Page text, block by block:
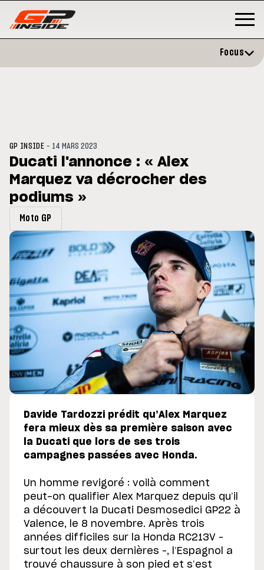
: Horaires et
du GP de Grande-
MOTO GP
Focus
GP INSIDE - 14 MARS 2023
Ducati l'annonce : « Alex
Marquez va décrocher des
podiums »
Moto GP
Davide Tardozzi prédit qu’Alex Marquez
fera mieux dès sa première saison avec
la Ducati que lors de ses trois
campagnes passées avec Honda.
Un homme revigoré : voilà comment
peut-on qualifier Alex Marquez depuis qu’il
a découvert la Ducati Desmosedici GP22 à
Valence, le 8 novembre. Après trois
années difficiles sur la Honda RC213V –
surtout les deux dernières –, l’Espagnol a
trouvé chaussure à son pied et s’est